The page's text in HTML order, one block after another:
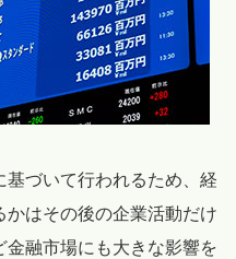
づいて行われるため、経
はその後の企業活動だけ
融市場にも大きな影響を